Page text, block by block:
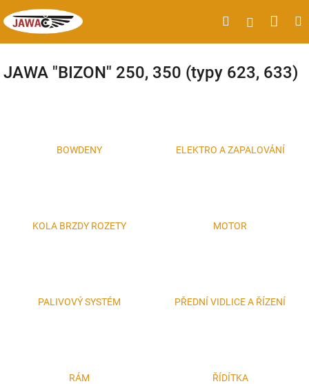
na
obsah
HledatPřihlášení
JAWA "BIZON" 250, 350 (typy 623, 633)
BOWDENY ELEKTRO A ZAPALOVÁNÍ
KOLA BRZDY ROZETY MOTOR
PALIVOVÝ SYSTÉM PŘEDNÍ VIDLICE A ŘÍZENÍ
RÁM ŘÍDÍTKA